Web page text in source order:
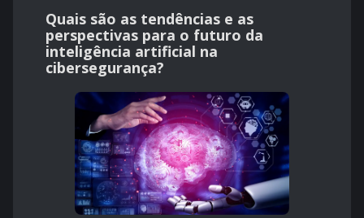
Quais são as tendências e as
perspectivas para o futuro da
inteligência artificial na
cibersegurança?